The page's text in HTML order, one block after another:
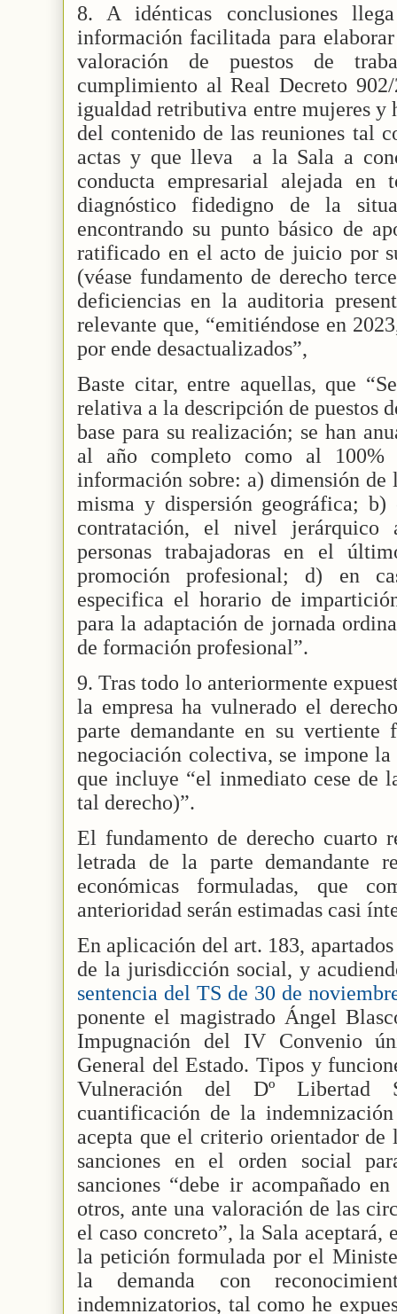
8. A idénticas conclusiones
información facilitada para
valoración de puestos de
cumplimiento al Real Decreto
igualdad retributiva entre mujeres y
del contenido de las reuniones tal
actas y que lleva
a la Sala a
conducta empresarial alejada en
diagnóstico fidedigno de la
encontrando su punto básico de
ratificado en el acto de juicio por
(véase fundamento de derecho
deficiencias en la auditoria
relevante que, “emitiéndose en
por ende desactualizados”,
Baste citar, entre aquellas, que
relativa a la descripción de puestos
base para su realización; se han
al año completo como al
información sobre: a) dimensión de
misma y dispersión geográfica;
contratación, el nivel
personas trabajadoras en el
promoción profesional; d) en
especifica el horario de
para la adaptación de jornada
de formación profesional”.
9. Tras todo lo anteriormente
la empresa ha vulnerado el
parte demandante en su
negociación colectiva, se impone
que incluye “el inmediato cese de
tal derecho)”.
El fundamento de derecho cuarto
letrada de la parte demandante
económicas formuladas, que
anterioridad serán estimadas casi
En aplicación del art. 183,
de la jurisdicción social, y
sentencia del TS de 30 de
ponente el magistrado Ángel
Impugnación del IV Convenio
General del Estado. Tipos y
Vulneración del Dº
cuantificación de la
acepta que el criterio orientador
sanciones en el orden social
sanciones “debe ir acompañado
otros, ante una valoración de las
el caso concreto”, la Sala aceptará,
la petición formulada por el
la demanda con
indemnizatorios, tal como he